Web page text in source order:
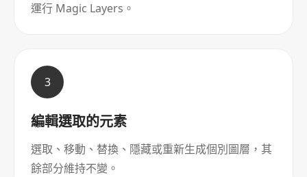
運行 Magic Layers。
3
編輯選取的元素
選取、移動、替換、隱藏或重新生成個別圖層，其
餘部分維持不變。